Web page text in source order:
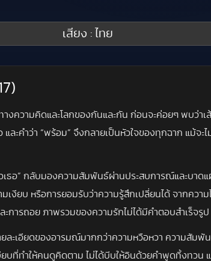
เสียง : ไทย
ทางความคิดและโลกของกันและกัน ก่อนจะค่อยๆ พบว่
ละคำว่า “พร้อม” จึงกลายเป็นหัวใจของทุกฉาก แม้
ธอ” กลับมองความสัมพันธ์ผ่านประสบการณ์และบาด
มเงียบ หรือการยอมรับว่าความรู้สึกเปลี่ยนได้ จากคว
ละการถอย ภาพรวมของความรักไม่ได้มีคำตอบสำเร็จ
ละเอียดของอารมณ์มากกว่าความหวือหวา ความสั
บที่ทำให้คนดูคิดตาม ไม่ได้บีบให้อินด้วยคำพูดทิ้งทวน